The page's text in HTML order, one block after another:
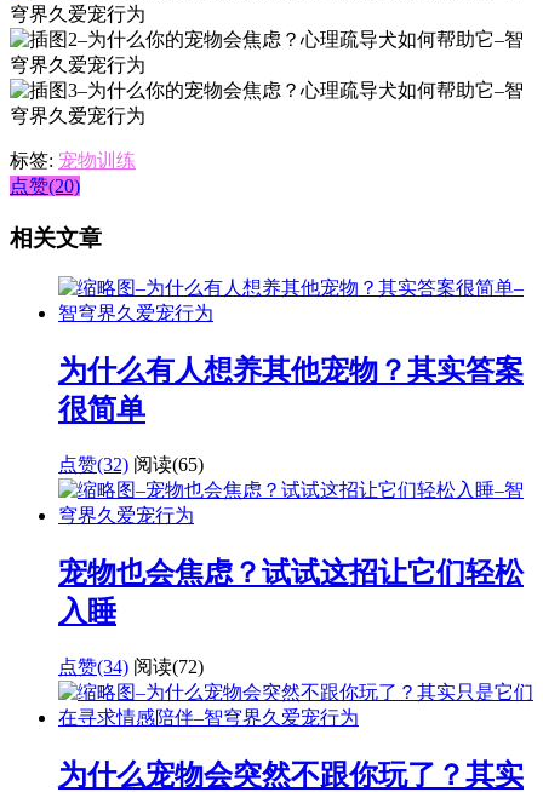
标签: 宠物训练
点赞(20)
相关文章
为什么有人想养其他宠物？其实答案
很简单
点赞(32) 阅读(65)
宠物也会焦虑？试试这招让它们轻松
入睡
点赞(34) 阅读(72)
为什么宠物会突然不跟你玩了？其实